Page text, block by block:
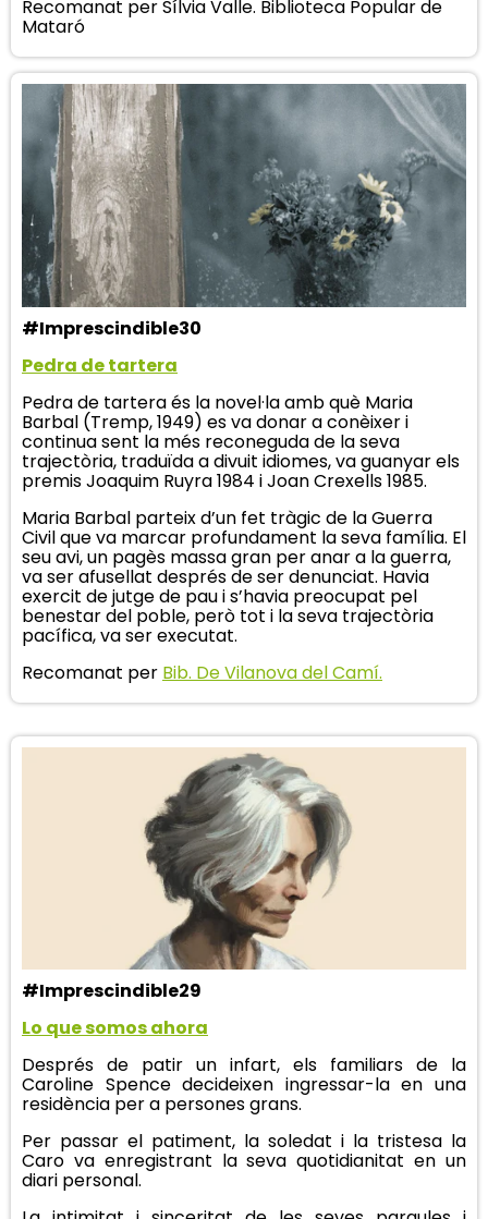
Recomanat per Sílvia Valle. Biblioteca Popular de
Mataró
#Imprescindible30
Pedra de tartera
Pedra de tartera és la novel·la amb què Maria
Barbal (Tremp, 1949) es va donar a conèixer i
continua sent la més reconeguda de la seva
trajectòria, traduïda a divuit idiomes, va guanyar els
premis Joaquim Ruyra 1984 i Joan Crexells 1985.
Maria Barbal parteix d’un fet tràgic de la Guerra
Civil que va marcar profundament la seva família. El
seu avi, un pagès massa gran per anar a la guerra,
va ser afusellat després de ser denunciat. Havia
exercit de jutge de pau i s’havia preocupat pel
benestar del poble, però tot i la seva trajectòria
pacífica, va ser executat.
Recomanat per Bib. De Vilanova del Camí.
#Imprescindible29
Lo que somos ahora
Després de patir un infart, els familiars de la
Caroline Spence decideixen ingressar-la en una
residència per a persones grans.
Per passar el patiment, la soledat i la tristesa la
Caro va enregistrant la seva quotidianitat en un
diari personal.